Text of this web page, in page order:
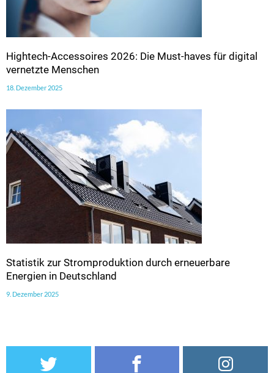
Hightech-Accessoires 2026: Die Must-haves für digital
vernetzte Menschen
18. Dezember 2025
Statistik zur Stromproduktion durch erneuerbare
Energien in Deutschland
9. Dezember 2025